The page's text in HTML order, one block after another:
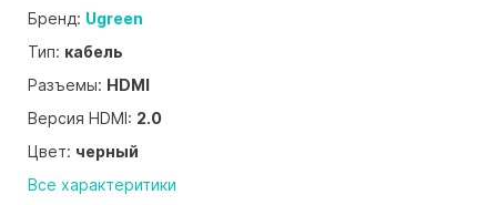
Бренд: Ugreen
Тип: кабель
Разъемы: HDMI
Версия HDMI: 2.0
Цвет: черный
Все характеритики